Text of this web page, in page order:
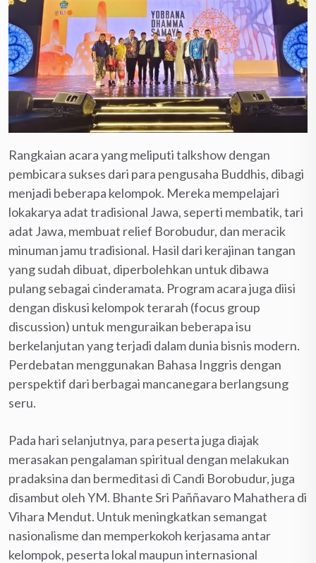
Rangkaian acara yang meliputi talkshow dengan
pembicara sukses dari para pengusaha Buddhis, dibagi
menjadi beberapa kelompok. Mereka mempelajari
lokakarya adat tradisional Jawa, seperti membatik, tari
adat Jawa, membuat relief Borobudur, dan meracik
minuman jamu tradisional. Hasil dari kerajinan tangan
yang sudah dibuat, diperbolehkan untuk dibawa
pulang sebagai cinderamata. Program acara juga diisi
dengan diskusi kelompok terarah (focus group
discussion) untuk menguraikan beberapa isu
berkelanjutan yang terjadi dalam dunia bisnis modern.
Perdebatan menggunakan Bahasa Inggris dengan
perspektif dari berbagai mancanegara berlangsung
seru.
Pada hari selanjutnya, para peserta juga diajak
merasakan pengalaman spiritual dengan melakukan
pradaksina dan bermeditasi di Candi Borobudur, juga
disambut oleh YM. Bhante Sri Paññavaro Mahathera di
Vihara Mendut. Untuk meningkatkan semangat
nasionalisme dan memperkokoh kerjasama antar
kelompok, peserta lokal maupun internasional